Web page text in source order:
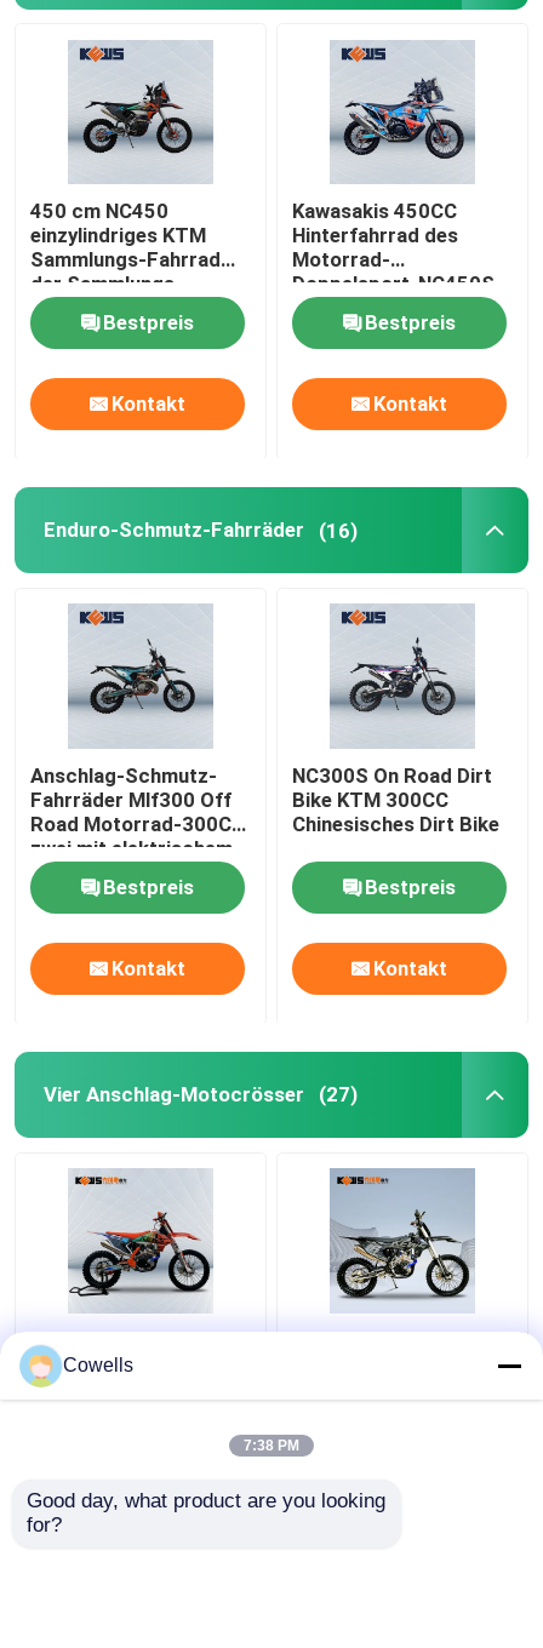
450 cm NC450
einzylindriges KTM
Sammlungs-Fahrrad
der Sammlungs-
Motorrad-
Bestpreis
Kontakt
Kawasakis 450CC
Hinterfahrrad des
Motorrad-
Doppelsport-NC450S
450CC
Bestpreis
Kontakt
Enduro-Schmutz-Fahrräder (16)
Anschlag-Schmutz-
Fahrräder Mlf300 Off
Road Motorrad-300CC
zwei mit elektrischem
Anfangssystem
Bestpreis
Kontakt
NC300S On Road Dirt
Bike KTM 300CC
Chinesisches Dirt Bike
Bestpreis
Kontakt
Vier Anschlag-Motocrösser (27)
Kews CBS300 K16
Anschlag-Motocross-
Fahrräder des
mit Scheiben-Bremse
Kews Cbs300
4
Cowells
7:38 PM
Good day, what product are you looking
for?